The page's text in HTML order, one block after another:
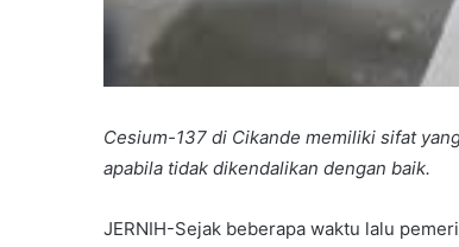
Cesium-137 di Cikande memiliki sifat
apabila tidak dikendalikan dengan baik.
JERNIH-Sejak beberapa waktu lalu